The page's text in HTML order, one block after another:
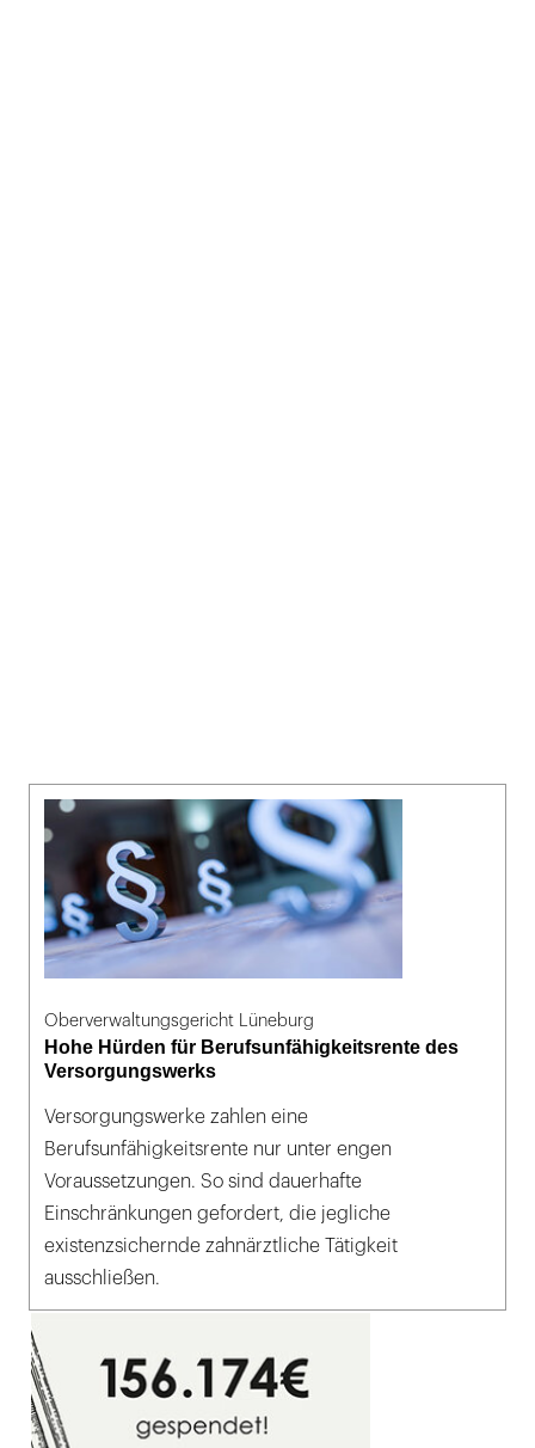
Oberverwaltungsgericht Lüneburg
Hohe Hürden für Berufsunfähigkeitsrente des
Versorgungswerks
Versorgungswerke zahlen eine
Berufsunfähigkeitsrente nur unter engen
Voraussetzungen. So sind dauerhafte
Einschränkungen gefordert, die jegliche
existenzsichernde zahnärztliche Tätigkeit
ausschließen.